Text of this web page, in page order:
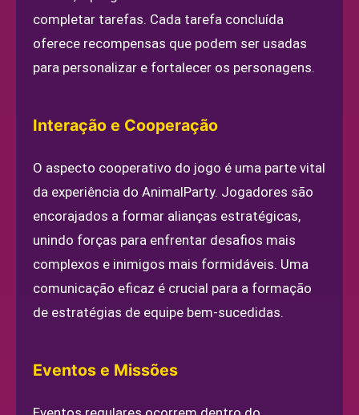
completar tarefas. Cada tarefa concluída
oferece recompensas que podem ser usadas
para personalizar e fortalecer os personagens.
Interação e Cooperação
O aspecto cooperativo do jogo é uma parte vital
da experiência do AnimalParty. Jogadores são
encorajados a formar alianças estratégicas,
unindo forças para enfrentar desafios mais
complexos e inimigos mais formidáveis. Uma
comunicação eficaz é crucial para a formação
de estratégias de equipe bem-sucedidas.
Eventos e Missões